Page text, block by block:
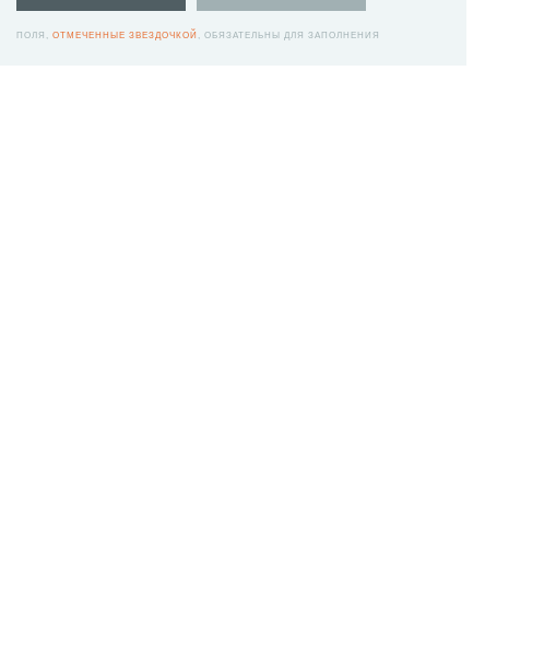
ПОЛЯ, ОТМЕЧЕННЫЕ ЗВЕЗДОЧКОЙ , ОБЯЗАТЕЛЬНЫ ДЛЯ ЗАПОЛНЕНИЯ